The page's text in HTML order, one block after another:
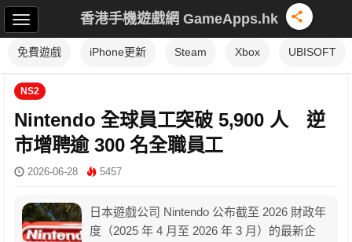
香港手機遊戲網 GameApps.hk
免費遊戲 iPhone更新 Steam Xbox UBISOFT
NS2
Nintendo 全球員工突破 5,900 人 逆
市增聘逾 300 名全職員工
2026-06-28 5457
日本遊戲公司 Nintendo 公布截至 2026 財政年
度（2025 年 4 月至 2026 年 3 月）的最新企